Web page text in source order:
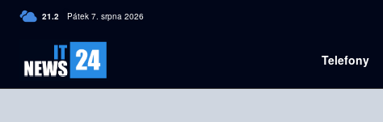
21.2 C Czech
Pátek 7. srpna 2026
Telefony